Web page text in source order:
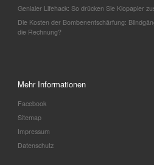
Genialer Lifehack: So drücken Sie Klopapier
Die Kosten der Bombenentschärfung:
die Rechnung?
Mehr Informationen
Facebook
Sitemap
Impressum
Datenschutz